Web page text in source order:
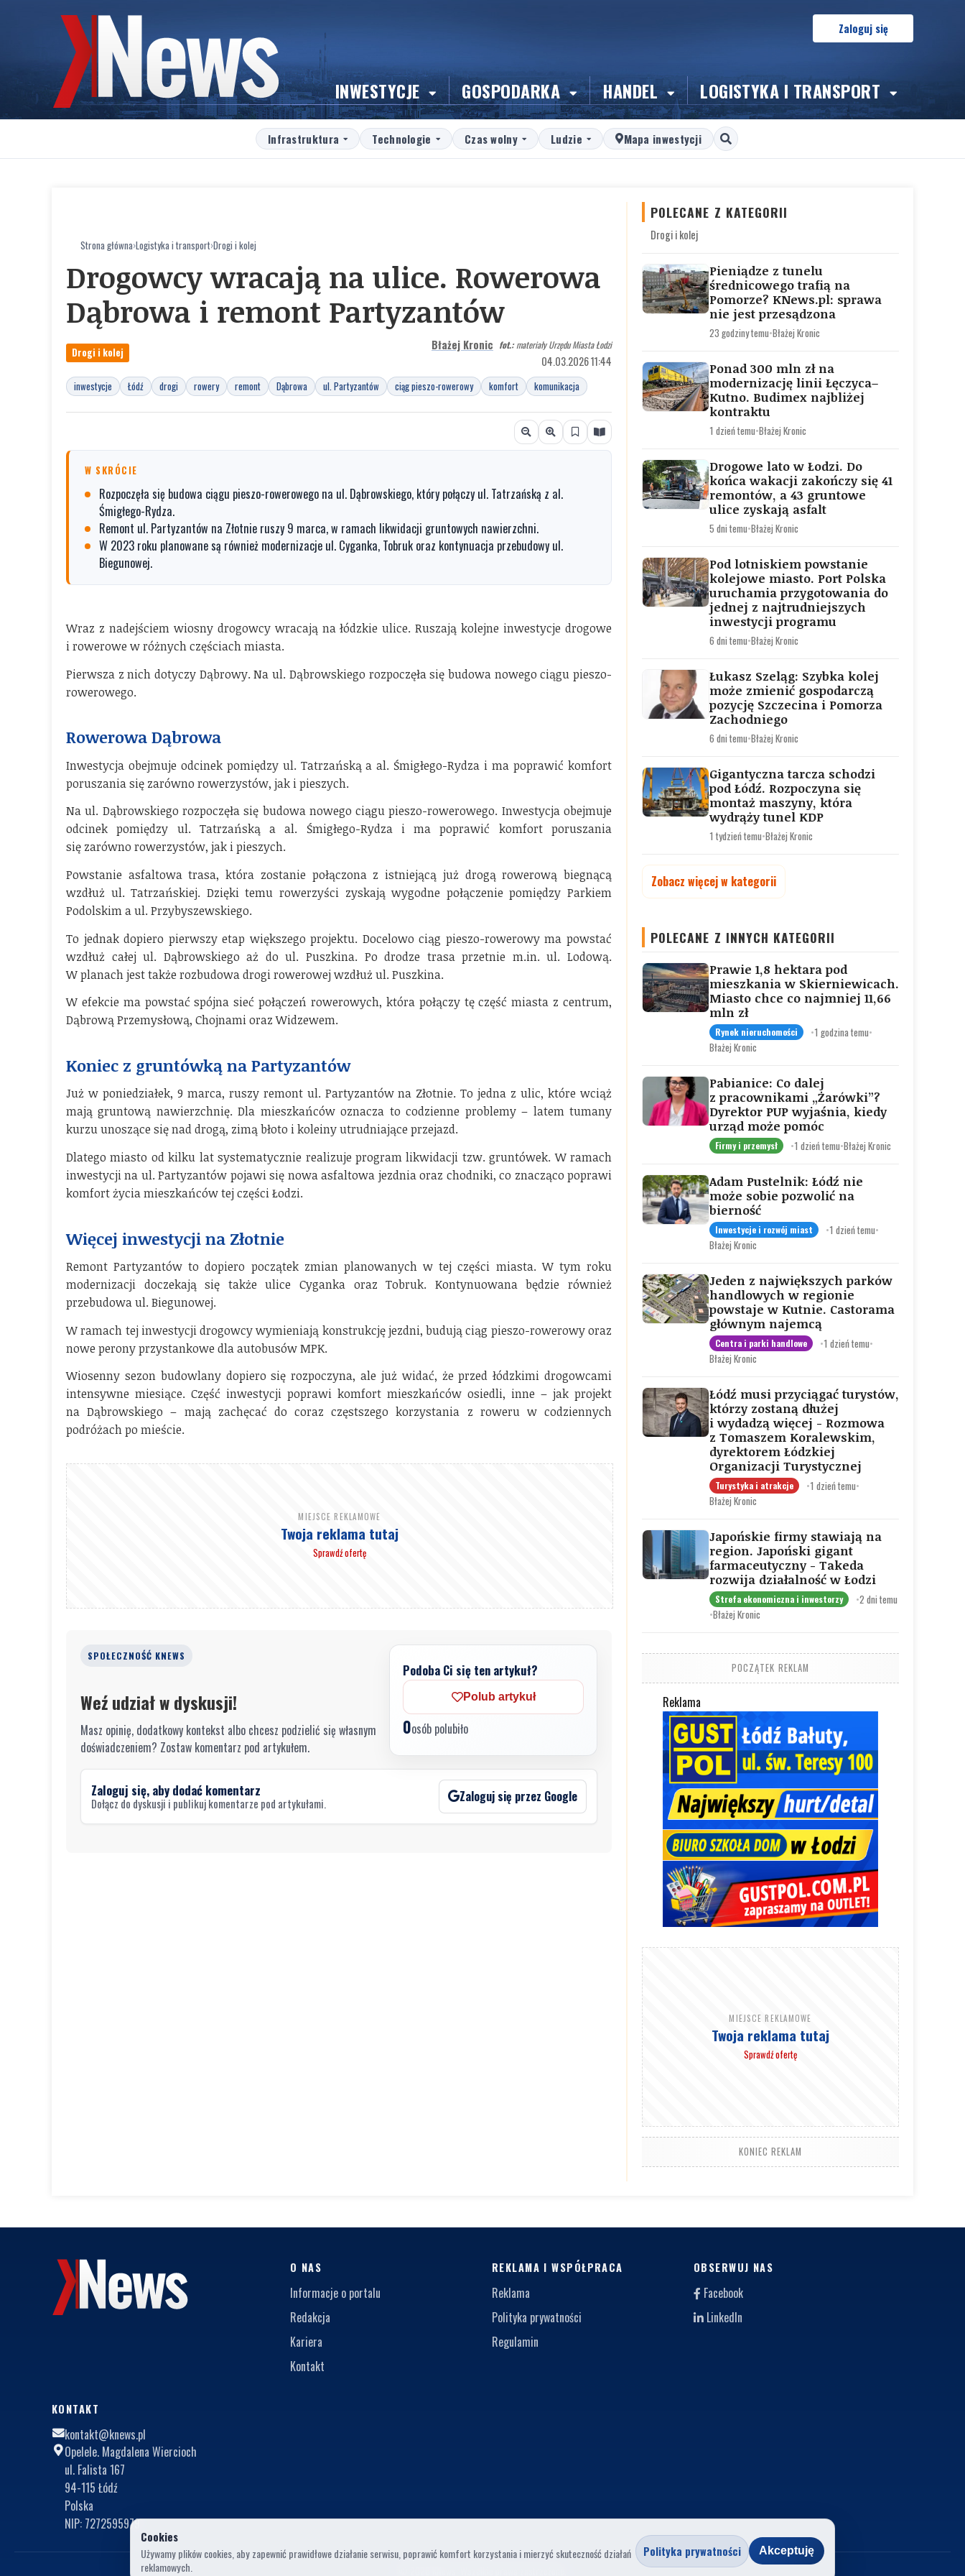
INWESTYCJE GOSPODARKA HANDEL LOGISTYKA I TRANSPORT
Zaloguj się
Infrastruktura Technologie Czas wolny Ludzie Mapa inwestycji
Strona główna›Logistyka i transport›Drogi i kolej
Drogowcy wracają na ulice. Rowerowa
Dąbrowa i remont Partyzantów
Drogi i kolej
Błażej Kronic fot.: materiały Urzędu Miasta Łodzi
04.03.2026 11:44
inwestycje Łódź drogi rowery remont Dąbrowa ul. Partyzantów ciąg pieszo-rowerowy komfort komunikacja
W SKRÓCIE
Rozpoczęła się budowa ciągu pieszo-rowerowego na ul. Dąbrowskiego, który połączy ul. Tatrzańską z al.
Śmigłego-Rydza.
Remont ul. Partyzantów na Złotnie ruszy 9 marca, w ramach likwidacji gruntowych nawierzchni.
W 2023 roku planowane są również modernizacje ul. Cyganka, Tobruk oraz kontynuacja przebudowy ul.
Biegunowej.
Wraz z nadejściem wiosny drogowcy wracają na łódzkie ulice. Ruszają kolejne inwestycje drogowe
i rowerowe w różnych częściach miasta.
Pierwsza z nich dotyczy Dąbrowy. Na ul. Dąbrowskiego rozpoczęła się budowa nowego ciągu pieszo-
rowerowego.
Rowerowa Dąbrowa
Inwestycja obejmuje odcinek pomiędzy ul. Tatrzańską a al. Śmigłego-Rydza i ma poprawić komfort
poruszania się zarówno rowerzystów, jak i pieszych.
Na ul. Dąbrowskiego rozpoczęła się budowa nowego ciągu pieszo-rowerowego. Inwestycja obejmuje
odcinek pomiędzy ul. Tatrzańską a al. Śmigłego-Rydza i ma poprawić komfort poruszania
się zarówno rowerzystów, jak i pieszych.
Powstanie asfaltowa trasa, która zostanie połączona z istniejącą już drogą rowerową biegnącą
wzdłuż ul. Tatrzańskiej. Dzięki temu rowerzyści zyskają wygodne połączenie pomiędzy Parkiem
Podolskim a ul. Przybyszewskiego.
To jednak dopiero pierwszy etap większego projektu. Docelowo ciąg pieszo-rowerowy ma powstać
wzdłuż całej ul. Dąbrowskiego aż do ul. Puszkina. Po drodze trasa przetnie m.in. ul. Lodową.
W planach jest także rozbudowa drogi rowerowej wzdłuż ul. Puszkina.
W efekcie ma powstać spójna sieć połączeń rowerowych, która połączy tę część miasta z centrum,
Dąbrową Przemysłową, Chojnami oraz Widzewem.
Koniec z gruntówką na Partyzantów
Już w poniedziałek, 9 marca, ruszy remont ul. Partyzantów na Złotnie. To jedna z ulic, które wciąż
mają gruntową nawierzchnię. Dla mieszkańców oznacza to codzienne problemy – latem tumany
kurzu unoszące się nad drogą, zimą błoto i koleiny utrudniające przejazd.
Dlatego miasto od kilku lat systematycznie realizuje program likwidacji tzw. gruntówek. W ramach
inwestycji na ul. Partyzantów pojawi się nowa asfaltowa jezdnia oraz chodniki, co znacząco poprawi
komfort życia mieszkańców tej części Łodzi.
Więcej inwestycji na Złotnie
Remont Partyzantów to dopiero początek zmian planowanych w tej części miasta. W tym roku
modernizacji doczekają się także ulice Cyganka oraz Tobruk. Kontynuowana będzie również
przebudowa ul. Biegunowej.
W ramach tej inwestycji drogowcy wymieniają konstrukcję jezdni, budują ciąg pieszo-rowerowy oraz
nowe perony przystankowe dla autobusów MPK.
Wiosenny sezon budowlany dopiero się rozpoczyna, ale już widać, że przed łódzkimi drogowcami
intensywne miesiące. Część inwestycji poprawi komfort mieszkańców osiedli, inne – jak projekt
na Dąbrowskiego – mają zachęcać do coraz częstszego korzystania z roweru w codziennych
podróżach po mieście.
MIEJSCE REKLAMOWE
Twoja reklama tutaj
Sprawdź ofertę
SPOŁECZNOŚĆ KNEWS
Weź udział w dyskusji!
Masz opinię, dodatkowy kontekst albo chcesz podzielić się własnym
doświadczeniem? Zostaw komentarz pod artykułem.
Podoba Ci się ten artykuł?
Polub artykuł
0osób polubiło
Zaloguj się, aby dodać komentarz
Dołącz do dyskusji i publikuj komentarze pod artykułami. Zaloguj się przez Google
POLECANE Z KATEGORII
Drogi i kolej
Pieniądze z tunelu
średnicowego trafią na
Pomorze? KNews.pl: sprawa
nie jest przesądzona
23 godziny temu•Błażej Kronic
Ponad 300 mln zł na
modernizację linii Łęczyca–
Kutno. Budimex najbliżej
kontraktu
1 dzień temu•Błażej Kronic
Drogowe lato w Łodzi. Do
końca wakacji zakończy się 41
remontów, a 43 gruntowe
ulice zyskają asfalt
5 dni temu•Błażej Kronic
Pod lotniskiem powstanie
kolejowe miasto. Port Polska
uruchamia przygotowania do
jednej z najtrudniejszych
inwestycji programu
6 dni temu•Błażej Kronic
Łukasz Szeląg: Szybka kolej
może zmienić gospodarczą
pozycję Szczecina i Pomorza
Zachodniego
6 dni temu•Błażej Kronic
Gigantyczna tarcza schodzi
pod Łódź. Rozpoczyna się
montaż maszyny, która
wydrąży tunel KDP
1 tydzień temu•Błażej Kronic
Zobacz więcej w kategorii
POLECANE Z INNYCH KATEGORII
Prawie 1,8 hektara pod
mieszkania w Skierniewicach.
Miasto chce co najmniej 11,66
mln zł
Rynek nieruchomości •1 godzina temu•
Błażej Kronic
Pabianice: Co dalej
z pracownikami „Żarówki”?
Dyrektor PUP wyjaśnia, kiedy
urząd może pomóc
Firmy i przemysł •1 dzień temu•Błażej Kronic
Adam Pustelnik: Łódź nie
może sobie pozwolić na
bierność
Inwestycje i rozwój miast •1 dzień temu•
Błażej Kronic
Jeden z największych parków
handlowych w regionie
powstaje w Kutnie. Castorama
głównym najemcą
Centra i parki handlowe •1 dzień temu•
Błażej Kronic
Łódź musi przyciągać turystów,
którzy zostaną dłużej
i wydadzą więcej - Rozmowa
z Tomaszem Koralewskim,
dyrektorem Łódzkiej
Organizacji Turystycznej
Turystyka i atrakcje •1 dzień temu•
Błażej Kronic
Japońskie firmy stawiają na
region. Japoński gigant
farmaceutyczny - Takeda
rozwija działalność w Łodzi
Strefa ekonomiczna i inwestorzy •2 dni temu
•Błażej Kronic
POCZĄTEK REKLAM
Reklama
MIEJSCE REKLAMOWE
Twoja reklama tutaj
Sprawdź ofertę
KONIEC REKLAM
O NAS
Informacje o portalu
Redakcja
Kariera
Kontakt
REKLAMA I WSPÓŁPRACA
Reklama
Polityka prywatności
Regulamin
OBSERWUJ NAS
Facebook
LinkedIn
KONTAKT
kontakt@knews.pl
Opelele. Magdalena Wiercioch
ul. Falista 167
94-115 Łódź
Polska
NIP: 7272595979
Cookies
Używamy plików cookies, aby zapewnić prawidłowe działanie serwisu, poprawić komfort korzystania i mierzyć skuteczność działań
reklamowych.
Polityka prywatności Akceptuję